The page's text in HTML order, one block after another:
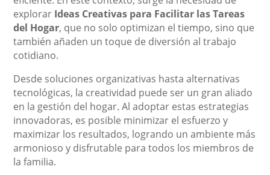
explorar Ideas Creativas para Facilitar las Tareas
del Hogar, que no solo optimizan el tiempo, sino que
también añaden un toque de diversión al trabajo
cotidiano.
Desde soluciones organizativas hasta alternativas
tecnológicas, la creatividad puede ser un gran aliado
en la gestión del hogar. Al adoptar estas estrategias
innovadoras, es posible minimizar el esfuerzo y
maximizar los resultados, logrando un ambiente más
armonioso y disfrutable para todos los miembros de
la familia.